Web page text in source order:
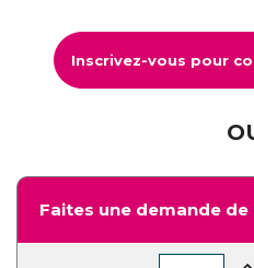
Inscrivez-vous pour
Faites une demande